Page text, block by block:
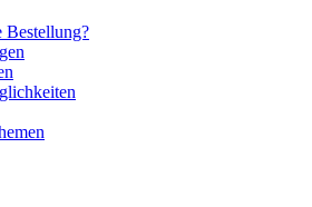
Bestellung?